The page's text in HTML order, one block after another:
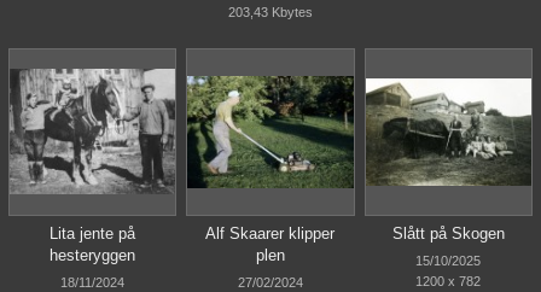
203,43 Kbytes
Lita jente på
hesteryggen
18/11/2024
Alf Skaarer klipper
plen
27/02/2024
Slått på Skogen
15/10/2025
1200 x 782